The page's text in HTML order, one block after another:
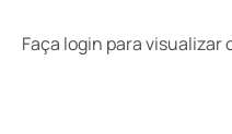
Faça login para visualizar